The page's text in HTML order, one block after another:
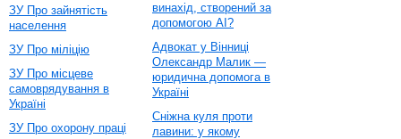
ЗУ Про зайнятість
населення
ЗУ Про міліцію
ЗУ Про місцеве
самоврядування в
Україні
ЗУ Про охорону праці
винахід, створений за
допомогою AI?
Адвокат у Вінниці
Олександр Малик —
юридична допомога в
Україні
Сніжна куля проти
лавини: у якому